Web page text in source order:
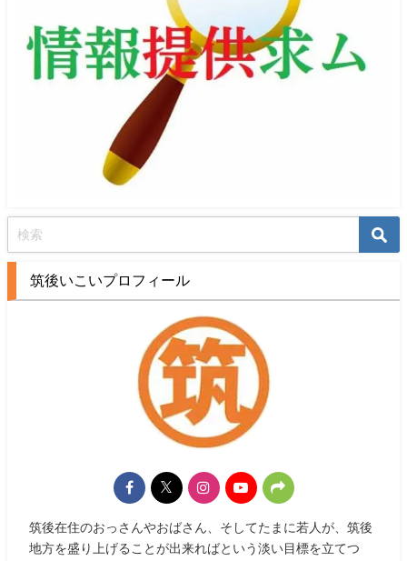
筑後いこいプロフィール
筑後在住のおっさんやおばさん、そしてたまに若人が、筑後
地方を盛り上げることが出来ればという淡い目標を立てつ